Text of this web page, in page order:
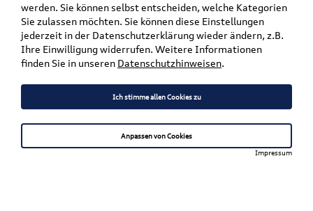
Artikel für ihr Modell
Marke wählen
Karosserieform wählen
werden. Sie können selbst entscheiden, welche Kategorien
Sie zulassen möchten. Sie können diese Einstellungen
jederzeit in der Datenschutzerklärung wieder ändern, z.B.
Ihre Einwilligung widerrufen. Weitere Informationen
finden Sie in unseren Datenschutzhinweisen.
Ich stimme allen Cookies zu
Anpassen von Cookies
Impressum